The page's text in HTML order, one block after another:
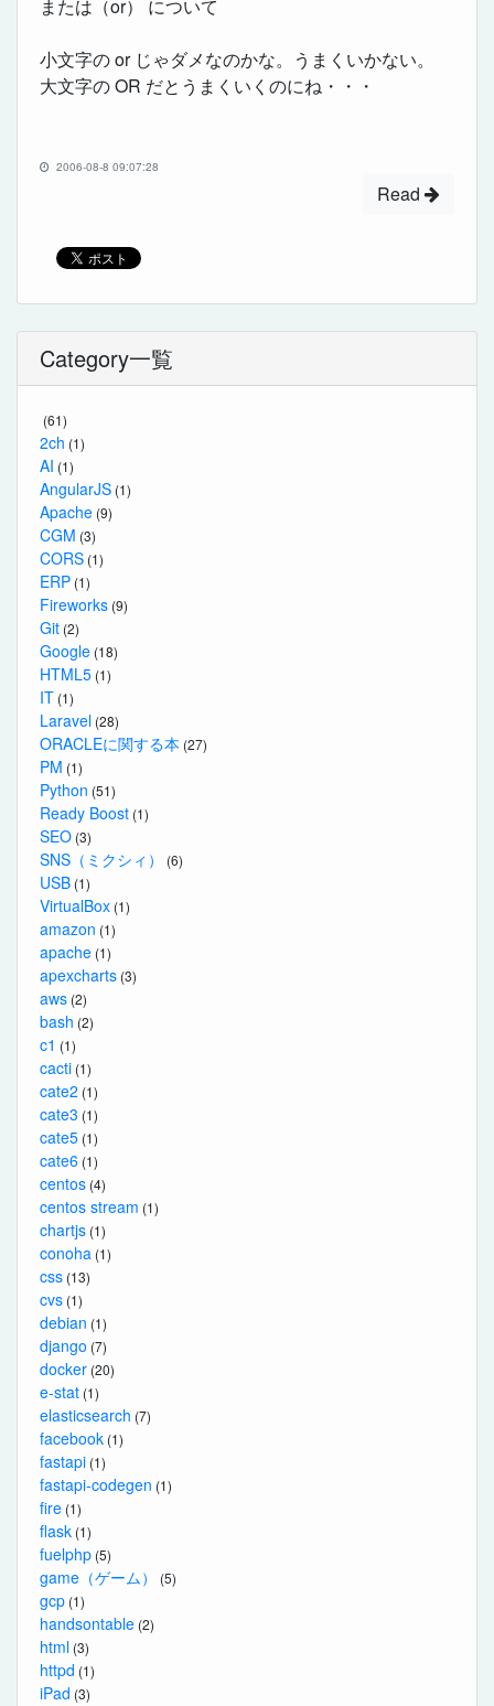
または（or） について
小文字の or じゃダメなのかな。うまくいかない。
大文字の OR だとうまくいくのにね・・・
2006-08-8 09:07:28
Read
Category一覧
(61)
2ch (1)
AI (1)
AngularJS (1)
Apache (9)
CGM (3)
CORS (1)
ERP (1)
Fireworks (9)
Git (2)
Google (18)
HTML5 (1)
IT (1)
Laravel (28)
ORACLEに関する本 (27)
PM (1)
Python (51)
Ready Boost (1)
SEO (3)
SNS（ミクシィ） (6)
USB (1)
VirtualBox (1)
amazon (1)
apache (1)
apexcharts (3)
aws (2)
bash (2)
c1 (1)
cacti (1)
cate2 (1)
cate3 (1)
cate5 (1)
cate6 (1)
centos (4)
centos stream (1)
chartjs (1)
conoha (1)
css (13)
cvs (1)
debian (1)
django (7)
docker (20)
e-stat (1)
elasticsearch (7)
facebook (1)
fastapi (1)
fastapi-codegen (1)
fire (1)
flask (1)
fuelphp (5)
game（ゲーム） (5)
gcp (1)
handsontable (2)
html (3)
httpd (1)
iPad (3)